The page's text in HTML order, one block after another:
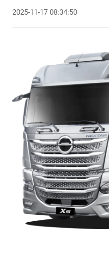
2025-11-17 08:34:50